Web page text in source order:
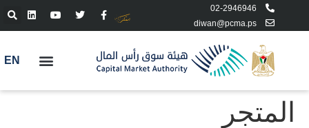
02-2946946
diwan@pcma.ps
EN
المتجر